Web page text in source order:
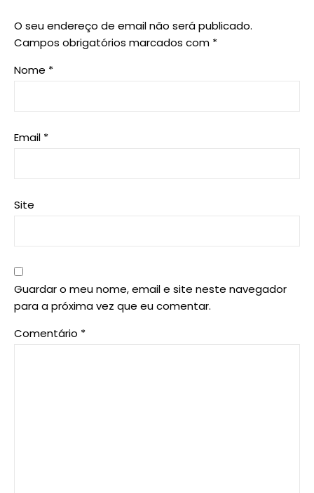
O seu endereço de email não será publicado.
Campos obrigatórios marcados com *
Nome *
Email *
Site
Guardar o meu nome, email e site neste navegador
para a próxima vez que eu comentar.
Comentário *